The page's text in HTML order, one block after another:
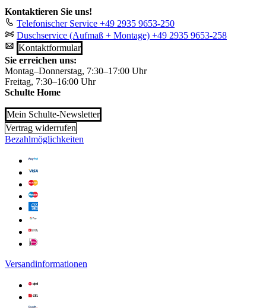
Kontaktieren Sie uns!
Telefonischer Service +49 2935 9653-250
Duschservice (Aufmaß + Montage) +49 2935 9653-258
Kontaktformular
Sie erreichen uns:
Montag–Donnerstag, 7:30–17:00 Uhr
Freitag, 7:30–16:00 Uhr
Schulte Home
Mein Schulte-Newsletter
Vertrag widerrufen
Bezahlmöglichkeiten
Versandinformationen